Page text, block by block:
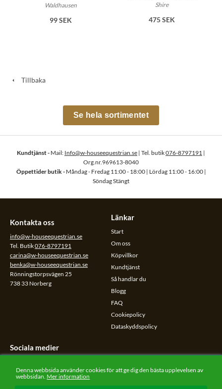
Denna webbsida använder cookies för att ge dig den bästa upplevelsen av
webbsidan. Mer information
Waldhausen
99 SEK
Shire
475 SEK
Tillbaka
Se hela sortimentet
Kundtjänst - Mail: Info@w-houseequestrian.se | Tel. butik076-8797191 |
Org.nr.969613-8040
Öppettider butik - Måndag - Fredag 11:00 - 18:00 | Lördag 11:00 - 16:00 |
Söndag Stängt
Kontakta oss
info@w-houseequestrian.se
Tel. Butik076-8797191
carina@w-houseequestrian.se
benka@w-houseequestrian.se
Rönningstorpsvägen 25
738 33 Norberg
Länkar
Start
Om oss
Köpvillkor
Kundtjänst
Så handlar du
Blogg
FAQ
Cookiepolicy
Dataskyddspolicy
Sociala medier